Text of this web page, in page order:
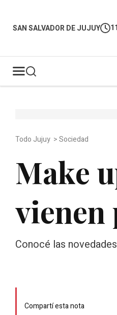
SAN SALVADOR DE JUJUY
Todo Jujuy >Sociedad
Make
vienen
Conocé las
Compartí esta nota